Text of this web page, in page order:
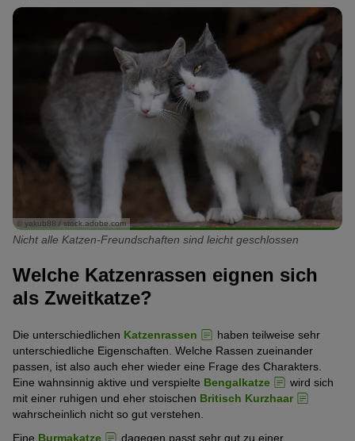
© yakub88 / stock.adobe.com
Nicht alle Katzen-Freundschaften sind leicht geschlossen
Welche Katzenrassen eignen sich
als Zweitkatze?
Die unterschiedlichen Katzenrassen
haben teilweise sehr
unterschiedliche Eigenschaften. Welche Rassen zueinander
passen, ist also auch eher wieder eine Frage des Charakters.
Eine wahnsinnig aktive und verspielte Bengalkatze
wird sich
mit einer ruhigen und eher stoischen Britisch Kurzhaar
wahrscheinlich nicht so gut verstehen.
Eine Burmakatze
dagegen passt sehr gut zu einer